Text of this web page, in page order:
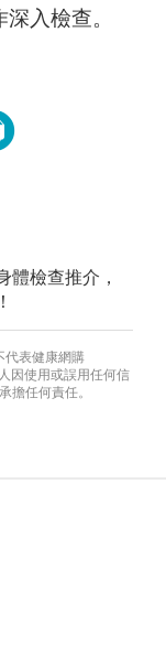
入檢查。
檢查推介，
代表健康網購
因使用或誤用任何信
擔任何責任。